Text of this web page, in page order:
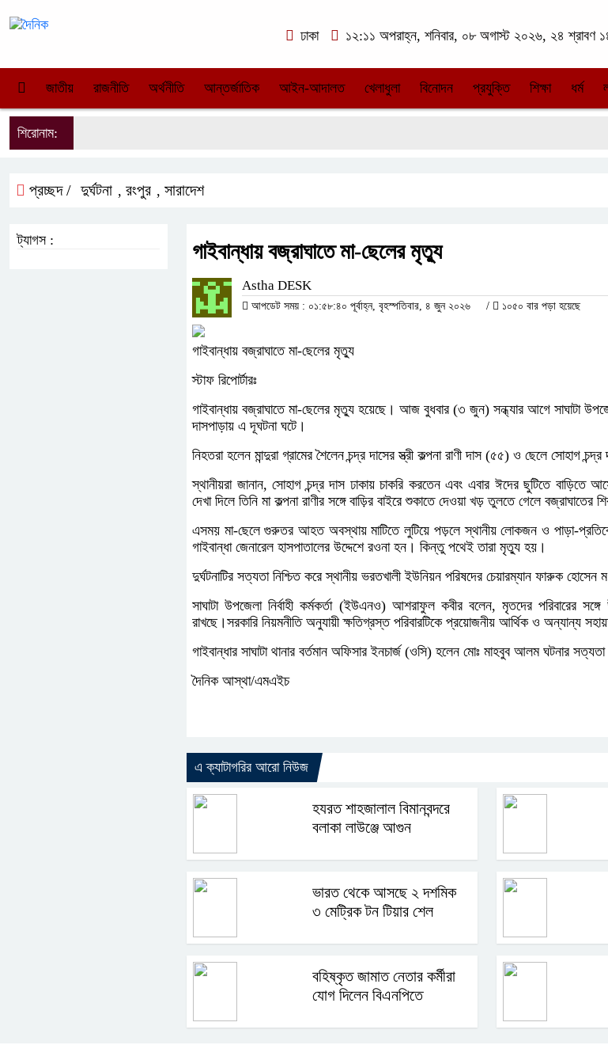
ঢাকা ১২:১১ অপরাহ্ন, শনিবার, ০৮ অগাস্ট ২০২৬, ২৪ শ্রাবণ
জাতীয় রাজনীতি অর্থনীতি আন্তর্জাতিক আইন-আদালত খেলাধুলা বিনোদন প্রযুক্তি শিক্ষা ধর্ম
শিরোনাম:
প্রচ্ছদ / দুর্ঘটনা , রংপুর , সারাদেশ
গাইবান্ধায় বজ্রাঘাতে মা-ছেলের মৃত্যু
Astha DESK
আপডেট সময় : ০১:৫৮:৪০ পূর্বাহ্ন, বৃহস্পতিবার, ৪ জুন ২০২৬ / ১০৫০ বার পড়া হয়েছে
গাইবান্ধায় বজ্রাঘাতে মা-ছেলের মৃত্যু
স্টাফ রিপোর্টারঃ
গাইবান্ধায় বজ্রাঘাতে মা-ছেলের মৃত্যু হয়েছে। আজ বুধবার (৩ জুন) সন্ধ্যার আগে সাঘাটা
দাসপাড়ায় এ দূঘটনা ঘটে।
নিহতরা হলেন মান্দুরা গ্রামের শৈলেন চন্দ্র দাসের স্ত্রী কল্পনা রাণী দাস (৫৫) ও ছেলে সোহাগ
‎স্থানীয়রা জানান, সোহাগ চন্দ্র দাস ঢাকায় চাকরি করতেন এবং এবার ঈদের ছুটিতে বাড়িতে
দেখা দিলে তিনি মা কল্পনা রাণীর সঙ্গে বাড়ির বাইরে শুকাতে দেওয়া খড় তুলতে গেলে বজ্রাঘাতের
এসময় মা-ছেলে গুরুতর আহত অবস্থায় মাটিতে লুটিয়ে পড়লে স্থানীয় লোকজন ও পাড়া-
গাইবান্ধা জেনারেল হাসপাতালের উদ্দেশে রওনা হন। কিন্তু পথেই তারা মৃত্যু হয়।
দুর্ঘটনাটির সত্যতা নিশ্চিত করে স্থানীয় ভরতখালী ইউনিয়ন পরিষদের চেয়ারম্যান ফারুক
সাঘাটা উপজেলা নির্বাহী কর্মকর্তা (ইউএনও) আশরাফুল কবীর বলেন, মৃতদের পরিবারের
রাখছে।সরকারি নিয়মনীতি অনুযায়ী ক্ষতিগ্রস্ত পরিবারটিকে প্রয়োজনীয় আর্থিক ও অন্যান্য
গাইবান্ধার সাঘাটা থানার বর্তমান অফিসার ইনচার্জ (ওসি) হলেন মোঃ মাহবুব আলম ঘটনার সত্যতা
দৈনিক আস্থা/এমএইচ
এ ক্যাটাগরির আরো নিউজ
হযরত শাহজালাল বিমানবন্দরে
বলাকা লাউঞ্জে আগুন
ভারত থেকে আসছে ২ দশমিক
৩ মেট্রিক টন টিয়ার শেল
বহিষ্কৃত জামাত নেতার কর্মীরা
যোগ দিলেন বিএনপিতে
ট্যাগস :